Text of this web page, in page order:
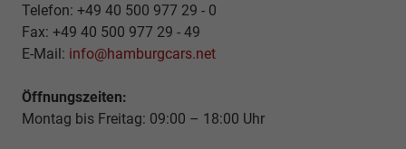
Telefon: +49 40 500 977 29 - 0
Fax: +49 40 500 977 29 - 49
E-Mail: info@hamburgcars.net
Öffnungszeiten:
Montag bis Freitag: 09:00 – 18:00 Uhr